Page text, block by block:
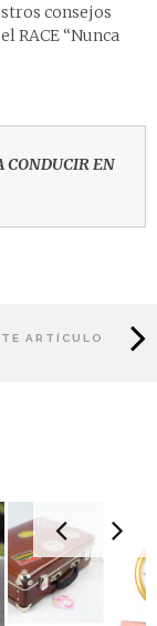
consejos
RACE “Nunca
CONDUCIR EN
ARTÍCULO